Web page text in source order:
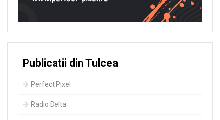
Publicatii din Tulcea
Perfect Pixel
Radio Delta